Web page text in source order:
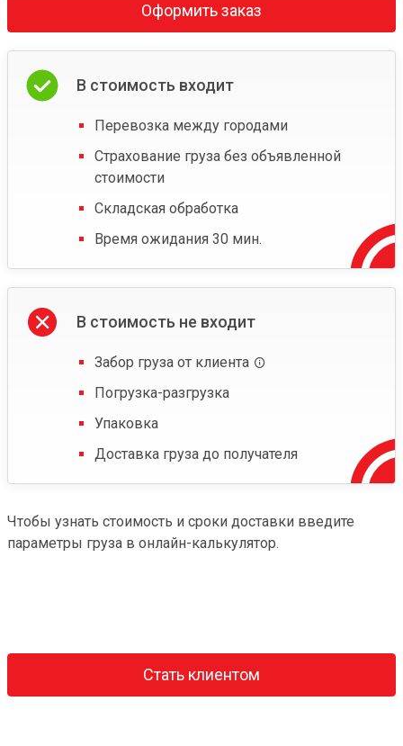
Оформить заказ
В стоимость входит
Перевозка между городами
Страхование груза без объявленной
стоимости
Складская обработка
Время ожидания 30 мин.
В стоимость не входит
Забор груза от клиента
Погрузка-разгрузка
Упаковка
Доставка груза до получателя
Чтобы узнать стоимость и сроки доставки введите
параметры груза в онлайн-калькулятор.
Стать клиентом